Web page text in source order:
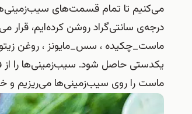
درجه‌ی سانتی‌گراد روشن کرده‌ایم،
ماست_چکیده ، سس_مایونز ، روغن
یکدستی حاصل شود. سیب‌زمینی‌ها را از
ماست را روی سیب‌زمینی‌ها می‌ریزیم و